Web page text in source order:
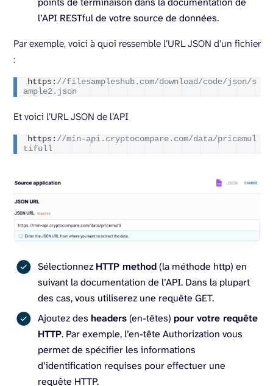
l’API RESTful de votre source de données.
Par exemple, voici à quoi ressemble l’URL JSON d’un fichier
:
https: //filesampleshub.com/download/code/json/s
ample2.json
Et voici l’URL JSON de l’API
https: //min-api.cryptocompare.com/data/pricemul
tifull
Sélectionnez HTTP method(la méthode http) en
suivant la documentation de l’API. Dans la plupart
des cas, vous utiliserez une requête GET.
Ajoutez des headers(en-têtes) pour votre requête
HTTP. Par exemple, l’en-tête Authorization vous
permet de spécifier les informations
d’identification requises pour effectuer une
requête HTTP.